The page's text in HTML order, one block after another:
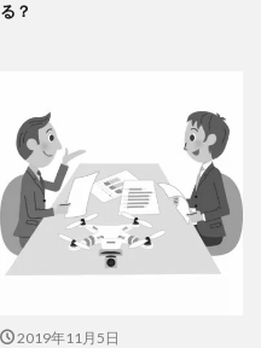
る？
2019年11月5日